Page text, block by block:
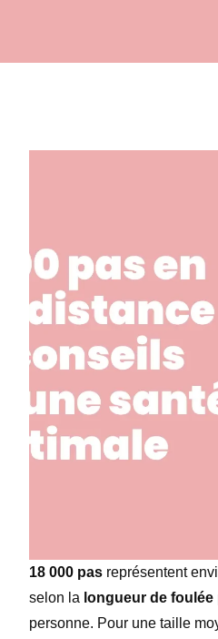
18 000 pas représentent
selon la longueur de foulée
personne. Pour une taille